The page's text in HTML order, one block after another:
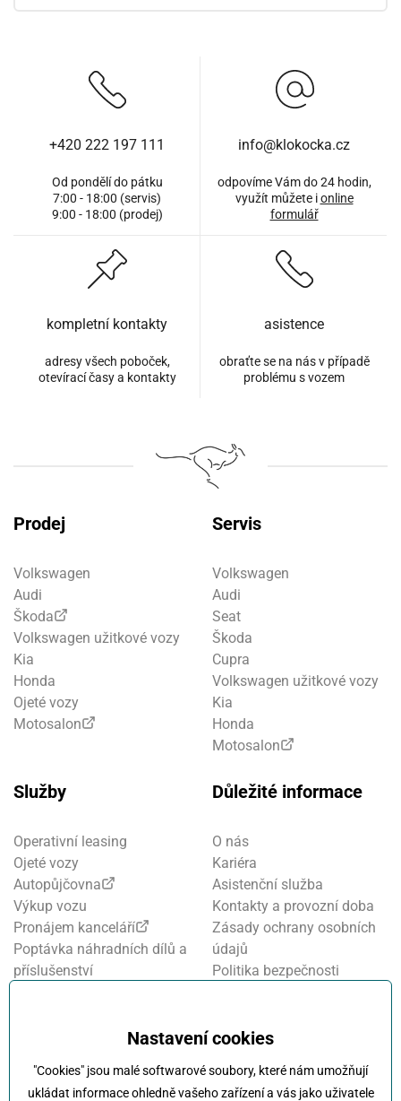
Nastavení cookies
"Cookies" jsou malé softwarové soubory, které nám umožňují
ukládat informace ohledně vašeho zařízení a vás jako uživatele
+420 222 197 111
Od pondělí do pátku
7:00 - 18:00 (servis)
9:00 - 18:00 (prodej)
info@klokocka.cz
odpovíme Vám do 24 hodin,
využít můžete ionline
formulář
kompletní kontakty
adresy všech poboček,
otevírací časy a kontakty
asistence
obraťte se na nás v případě
problému s vozem
Prodej
Volkswagen
Audi
Škoda
Volkswagen užitkové vozy
Kia
Honda
Ojeté vozy
Motosalon
Servis
Volkswagen
Audi
Seat
Škoda
Cupra
Volkswagen užitkové vozy
Kia
Honda
Motosalon
Služby
Operativní leasing
Ojeté vozy
Autopůjčovna
Výkup vozu
Pronájem kanceláří
Poptávka náhradních dílů a
příslušenství
Důležité informace
O nás
Kariéra
Asistenční služba
Kontakty a provozní doba
Zásady ochrany osobních
údajů
Politika bezpečnosti
Oznamovací systém
Kola Klokočka - ukončení